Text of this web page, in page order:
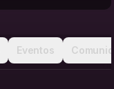
Eventos